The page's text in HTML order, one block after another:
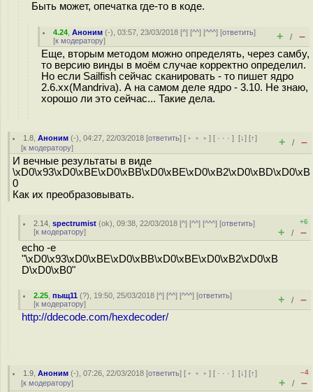
Быть может, опечатка где-то в коде.
4.24 ,Аноним (-), 03:57, 23/03/2018 [^] [^^] [^^^] [ответить]
[к модератору] + / –
Еще, вторым методом можно определять, через самбу,
то версию винды в моём случае корректно определил.
Но если Sailfish сейчас сканировать - то пишет ядро
2.6.хх(Mandriva). А на самом деле ядро - 3.10. Не знаю,
хорошо ли это сейчас... Такие дела.
1.8 ,Аноним (-), 04:27, 22/03/2018 [ответить] [ ﹢﹢﹢] [ · · ·][↓] [↑]
[к модератору] + / –
И вечные результаты в виде
\xD0\x93\xD0\xBE\xD0\xBB\xD0\xBE\xD0\xB2\xD0\xBD\xD0\xB
0
Как их преобразовывать.
2.14 ,spectrumist (ok), 09:38, 22/03/2018 [^] [^^] [^^^] [ответить]
[к модератору]
+6
+ / –
echo -e
"\xD0\x93\xD0\xBE\xD0\xBB\xD0\xBE\xD0\xB2\xD0\xB
D\xD0\xB0"
2.25 ,пыщ11 (?), 19:50, 25/03/2018 [^] [^^] [^^^] [ответить]
[к модератору] + / –
http://ddecode.com/hexdecoder/
1.9 ,Аноним (-), 07:26, 22/03/2018 [ответить] [ ﹢﹢﹢] [ · · ·][↓] [↑]
[к модератору]
–4
+ / –